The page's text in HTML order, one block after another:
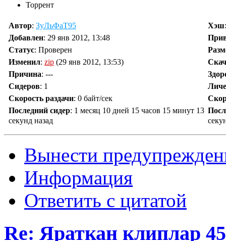
Торрент
Автор: ЗуЛьФаТ95 Хэш
Добавлен: 29 янв 2012, 13:48
Статус: Проверен
Изменил: zip (29 янв 2012, 13:53)
Причина: ---
Сидеров: 1
Скорость раздачи: 0 байт/сек
Последний сидер: 1 месяц 10 дней 15 часов 15 минут 13
секунд назад
Вынести
Информация
Ответить с цитатой
Re: Яраткан клиплар